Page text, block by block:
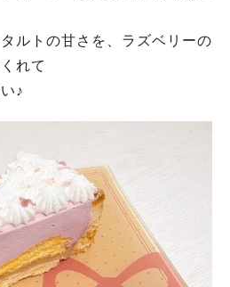
ルトの甘さを、ラズベリーの
れて
♪